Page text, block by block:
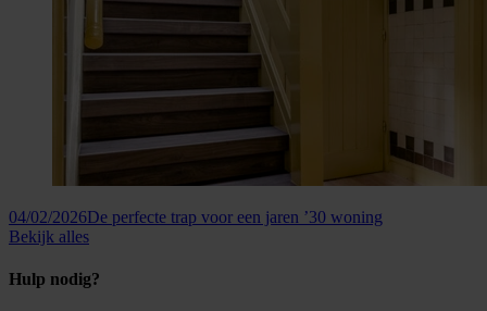
04/02/2026De perfecte trap voor een jaren ’30 woning
Bekijk alles
Hulp nodig?